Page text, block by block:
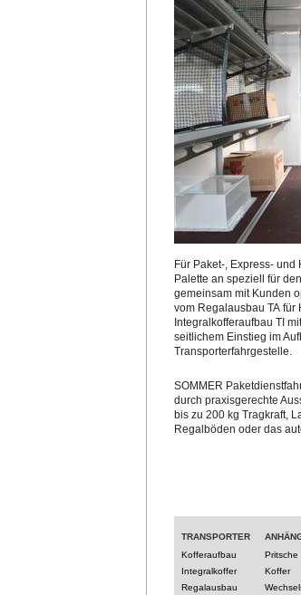
Für Paket-, Express-
Palette an speziell für
gemeinsam mit Kunden
vom Regalausbau TA
Integralkofferaufbau TI
seitlichem Einstieg im
Transporterfahrgestelle.
SOMMER
durch praxisgerechte
bis zu 200 kg Tragkraft,
Regalböden oder das
TRANSPORTER
Kofferaufbau
Integralkoffer
Regalausbau
Pritsche
Koffer